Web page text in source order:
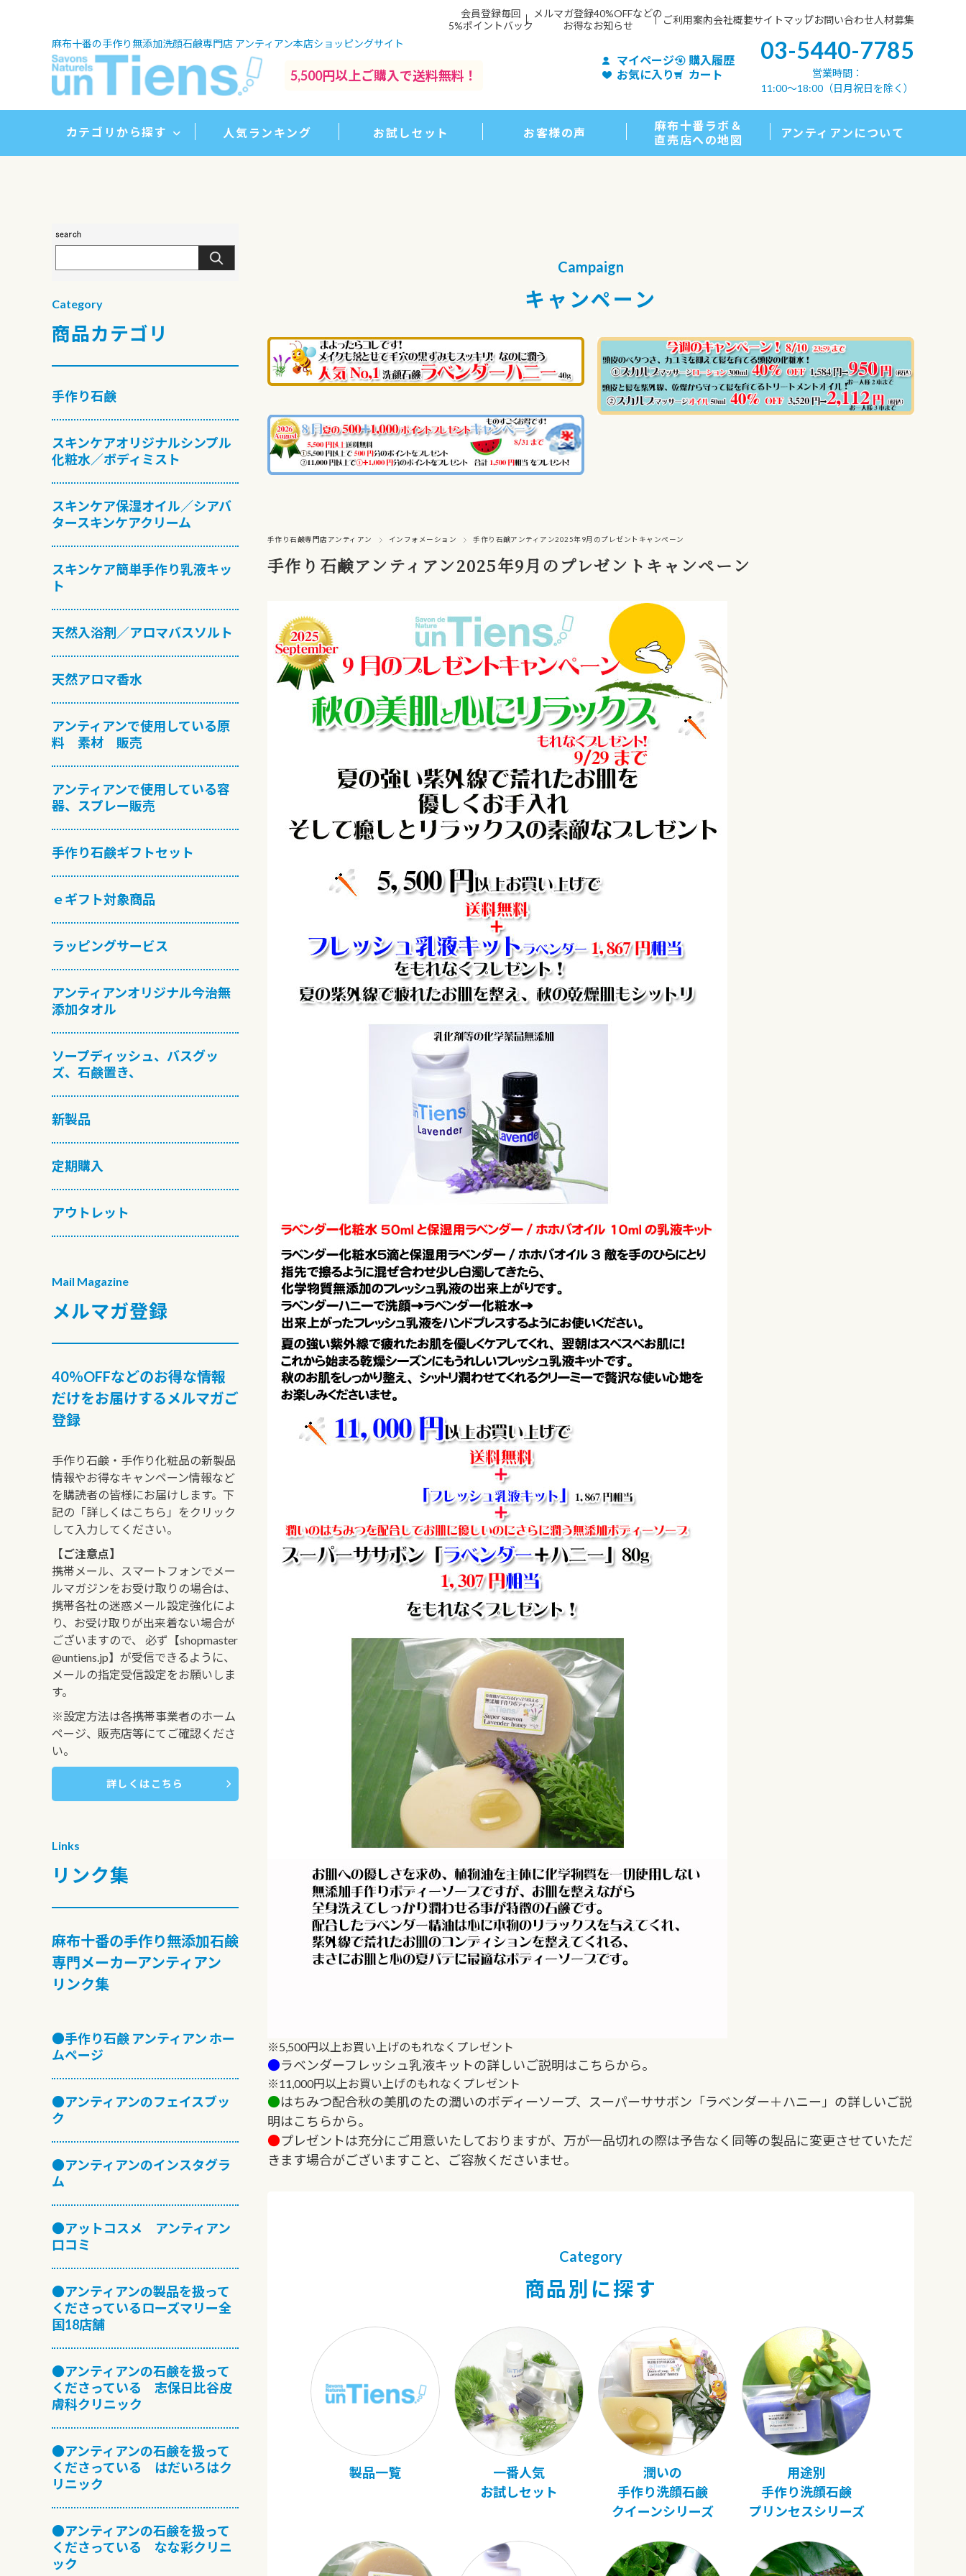
会員登録毎回
5%ポイントバック
メルマガ登録40%OFFなどの
お得なお知らせ
ご利用案内会社概要サイトマップお問い合わせ人材募集
麻布十番の手作り無添加洗顔石鹸専門店 アンティアン本店ショッピングサイト
5,500円以上ご購入で送料無料！
マイページ
購入履歴
お気に入り
カート
03-5440-7785
営業時間：
11:00〜18:00（日月祝日を除く）
カテゴリから探す 人気ランキング お試しセット お客様の声
麻布十番ラボ＆
直売店への地図
アンティアンについて
Campaign
キャンペーン
手作り石鹸専門店アンティアン インフォメーション 手作り石鹸アンティアン2025年9月のプレゼントキャンペーン
手作り石鹸アンティアン2025年9月のプレゼントキャンペーン
※5,500円以上お買い上げのもれなくプレゼント
●ラベンダーフレッシュ乳液キットの詳しいご説明はこちらから。
※11,000円以上お買い上げのもれなくプレゼント
●はちみつ配合秋の美肌のたの潤いのボディーソープ、スーパーササボン「ラベンダー＋ハニー」の詳しいご説
明はこちらから。
●プレゼントは充分にご用意いたしておりますが、万が一品切れの際は予告なく同等の製品に変更させていただ
きます場合がございますこと、ご容赦くださいませ。
Category
商品別に探す
製品一覧
一番人気
お試しセット
潤いの
手作り洗顔石鹸
クイーンシリーズ
用途別
手作り洗顔石鹸
プリンセスシリーズ
Category
商品カテゴリ
手作り石鹸
スキンケアオリジナルシンプル
化粧水／ボディミスト
スキンケア保湿オイル／シアバ
タースキンケアクリーム
スキンケア簡単手作り乳液キッ
ト
天然入浴剤／アロマバスソルト
天然アロマ香水
アンティアンで使用している原
料 素材 販売
アンティアンで使用している容
器、スプレー販売
手作り石鹸ギフトセット
ｅギフト対象商品
ラッピングサービス
アンティアンオリジナル今治無
添加タオル
ソープディッシュ、バスグッ
ズ、石鹸置き、
新製品
定期購入
アウトレット
Mail Magazine
メルマガ登録
40％OFFなどのお得な情報
だけをお届けするメルマガご
登録
手作り石鹸・手作り化粧品の新製品
情報やお得なキャンペーン情報など
を購読者の皆様にお届けします。下
記の「詳しくはこちら」をクリック
して入力してください。
【ご注意点】
携帯メール、スマートフォンでメー
ルマガジンをお受け取りの場合は、
携帯各社の迷惑メール設定強化によ
り、お受け取りが出来着ない場合が
ございますので、 必ず【shopmaster
@untiens.jp】が受信できるように、
メールの指定受信設定をお願いしま
す。
※設定方法は各携帯事業者のホーム
ページ、販売店等にてご確認くださ
い。
詳しくはこちら
Links
リンク集
麻布十番の手作り無添加石鹸
専門メーカーアンティアン
リンク集
●手作り石鹸 アンティアン ホー
ムページ
●アンティアンのフェイスブッ
ク
●アンティアンのインスタグラ
ム
●アットコスメ アンティアン
口コミ
●アンティアンの製品を扱って
くださっているローズマリー全
国18店舗
●アンティアンの石鹸を扱って
くださっている 志保日比谷皮
膚科クリニック
●アンティアンの石鹸を扱って
くださっている はだいろはク
リニック
●アンティアンの石鹸を扱って
くださっている なな彩クリニ
ック